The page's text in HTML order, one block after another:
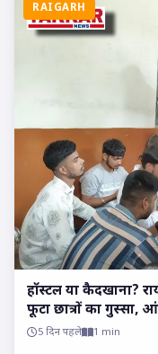
RAIGARH
हॉस्टल या कैदखाना?
फूटा छात्रों का गुस्सा,
बंधक..
5 दिन पहले 1 min